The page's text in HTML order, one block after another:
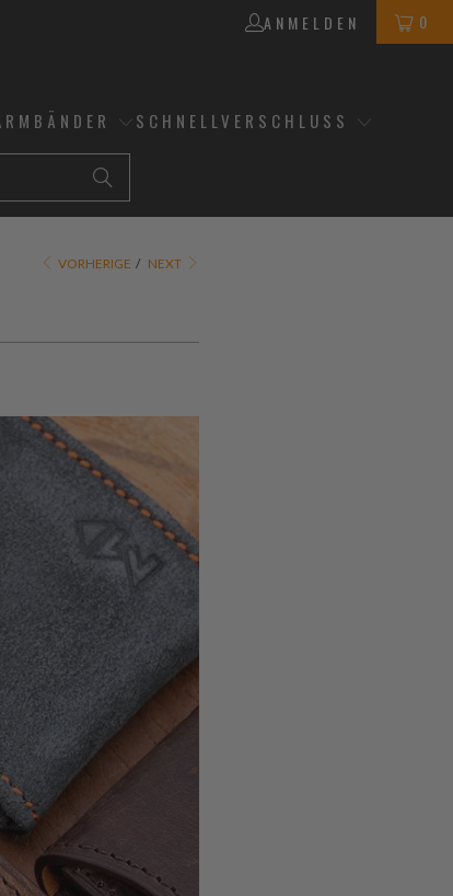
ANMELDEN 0
SCHNELLVERSCHLUSS
VORHERIGE / NEXT